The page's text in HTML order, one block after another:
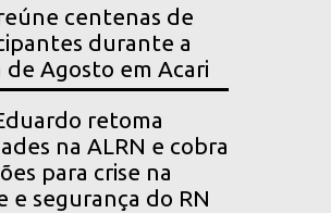
centenas de
durante a
de Agosto em Acari
retoma
na ALRN e cobra
para crise na
e segurança do RN